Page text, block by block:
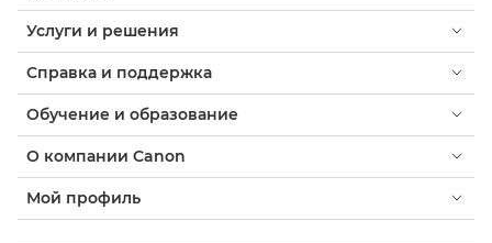
Услуги и решения
Справка и поддержка
Обучение и образование
О компании Canon
Мой профиль